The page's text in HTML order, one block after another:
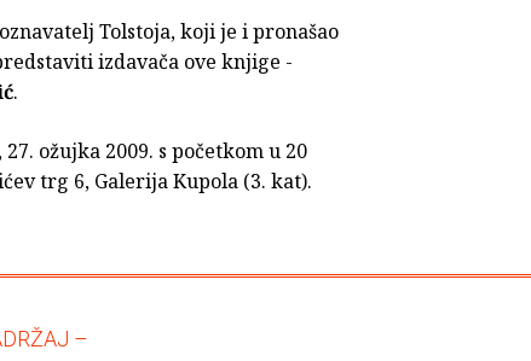
Tolstoja, koji je i pronašao
izdavača ove knjige -
.
ožujka 2009. s početkom u 20
trg 6, Galerija Kupola (3. kat).
–